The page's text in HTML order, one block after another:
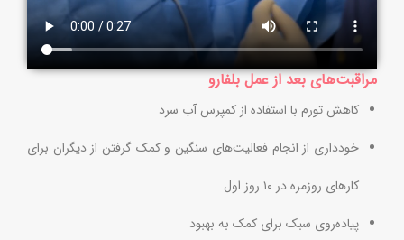
مراقبت‌های بعد از عمل بلفارو
کاهش تورم با استفاده از کمپرس آب سرد
خودداری از انجام فعالیت‌های سنگین و کمک گرفتن از دیگران برای
کارهای روزمره در ۱۰ روز اول
پیاده‌روی سبک برای کمک به بهبود